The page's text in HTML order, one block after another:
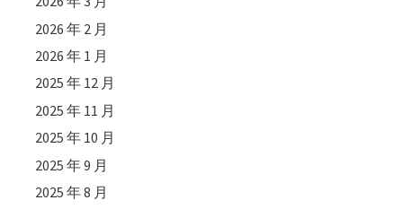
2026 年 2 月
2026 年 1 月
2025 年 12 月
2025 年 11 月
2025 年 10 月
2025 年 9 月
2025 年 8 月